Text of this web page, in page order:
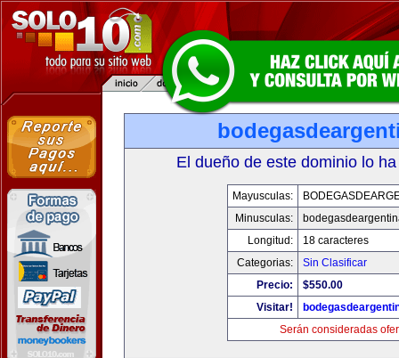
El dueño de este dominio lo
Mayusculas:
Minusculas:
Longitud:
18 caracteres
Categorias:
Sin Clasificar
Precio:
$550.00
Visitar!
Serán consideradas